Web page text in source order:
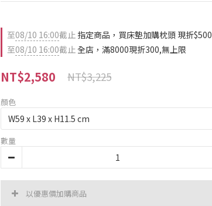
至08/10 16:00截止 指定商品，買床墊加購枕頭 現折$500
至08/10 16:00截止全店，滿8000現折300,無上限
NT$2,580 NT$3,225
顏色
數量
以優惠價加購商品